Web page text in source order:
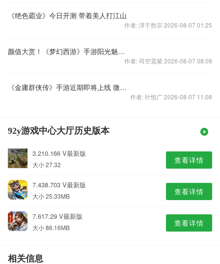
《绝色霸业》今日开测 带着美人打江山
作者: 淳于胜宗 2026-08-07 01:25
颜值大赏！《梦幻西游》手游阳光魅力榜报名明日开启
作者: 司空震紫 2026-08-07 08:09
《金庸群侠传》手游近期即将上线 微博粉丝热议
作者: 叶悦广 2026-08-07 11:08
92y游戏中心大厅历史版本
3.210.166 V最新版
大小 27.32 查看详情
7.438.703 V最新版
大小 25.33MB 查看详情
7.617.29 V最新版
大小 86.16MB 查看详情
相关信息